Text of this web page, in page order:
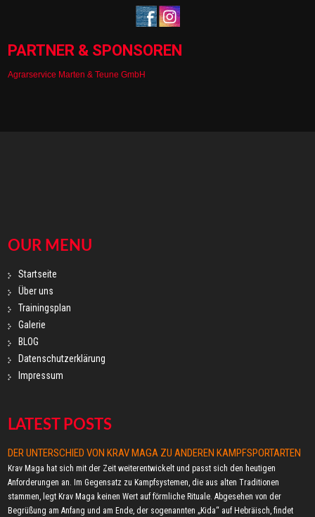
PARTNER & SPONSOREN
Agrarservice Marten & Teune GmbH
OUR MENU
Startseite
Über uns
Trainingsplan
Galerie
BLOG
Datenschutzerklärung
Impressum
LATEST POSTS
DER UNTERSCHIED VON KRAV MAGA ZU ANDEREN KAMPFSPORTARTEN
Krav Maga hat sich mit der Zeit weiterentwickelt und passt sich den heutigen
Anforderungen an. Im Gegensatz zu Kampfsystemen, die aus alten Traditionen
stammen, legt Krav Maga keinen Wert auf förmliche Rituale. Abgesehen von der
Begrüßung am Anfang und am Ende, der sogenannten „Kida“ auf Hebräisch, findet